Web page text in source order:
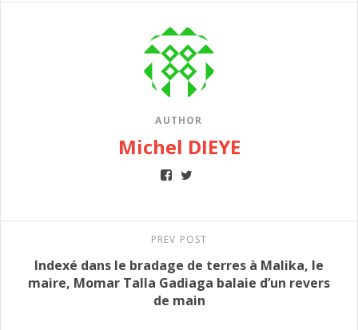
AUTHOR
Michel DIEYE
PREV POST
Indexé dans le bradage de terres à Malika, le
maire, Momar Talla Gadiaga balaie d’un revers
de main